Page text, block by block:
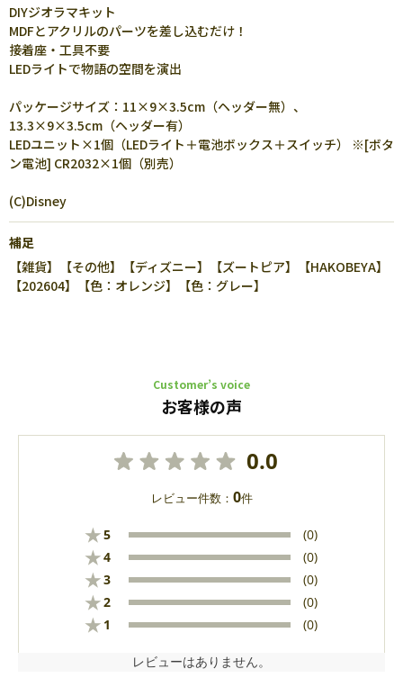
DIYジオラマキット
MDFとアクリルのパーツを差し込むだけ！
接着座・工具不要
LEDライトで物語の空間を演出
パッケージサイズ：11×9×3.5cm（ヘッダー無）、
13.3×9×3.5cm（ヘッダー有）
LEDユニット×1個（LEDライト＋電池ボックス＋スイッチ） ※[ボタ
ン電池] CR2032×1個（別売）
(C)Disney
補足
【雑貨】【その他】【ディズニー】【ズートピア】【HAKOBEYA】
【202604】【色：オレンジ】【色：グレー】
Customer’s voice
お客様の声
0.0
レビュー件数： 0件
★5 (0)
★4 (0)
★3 (0)
★2 (0)
★ 1 (0)
レビューはありません。